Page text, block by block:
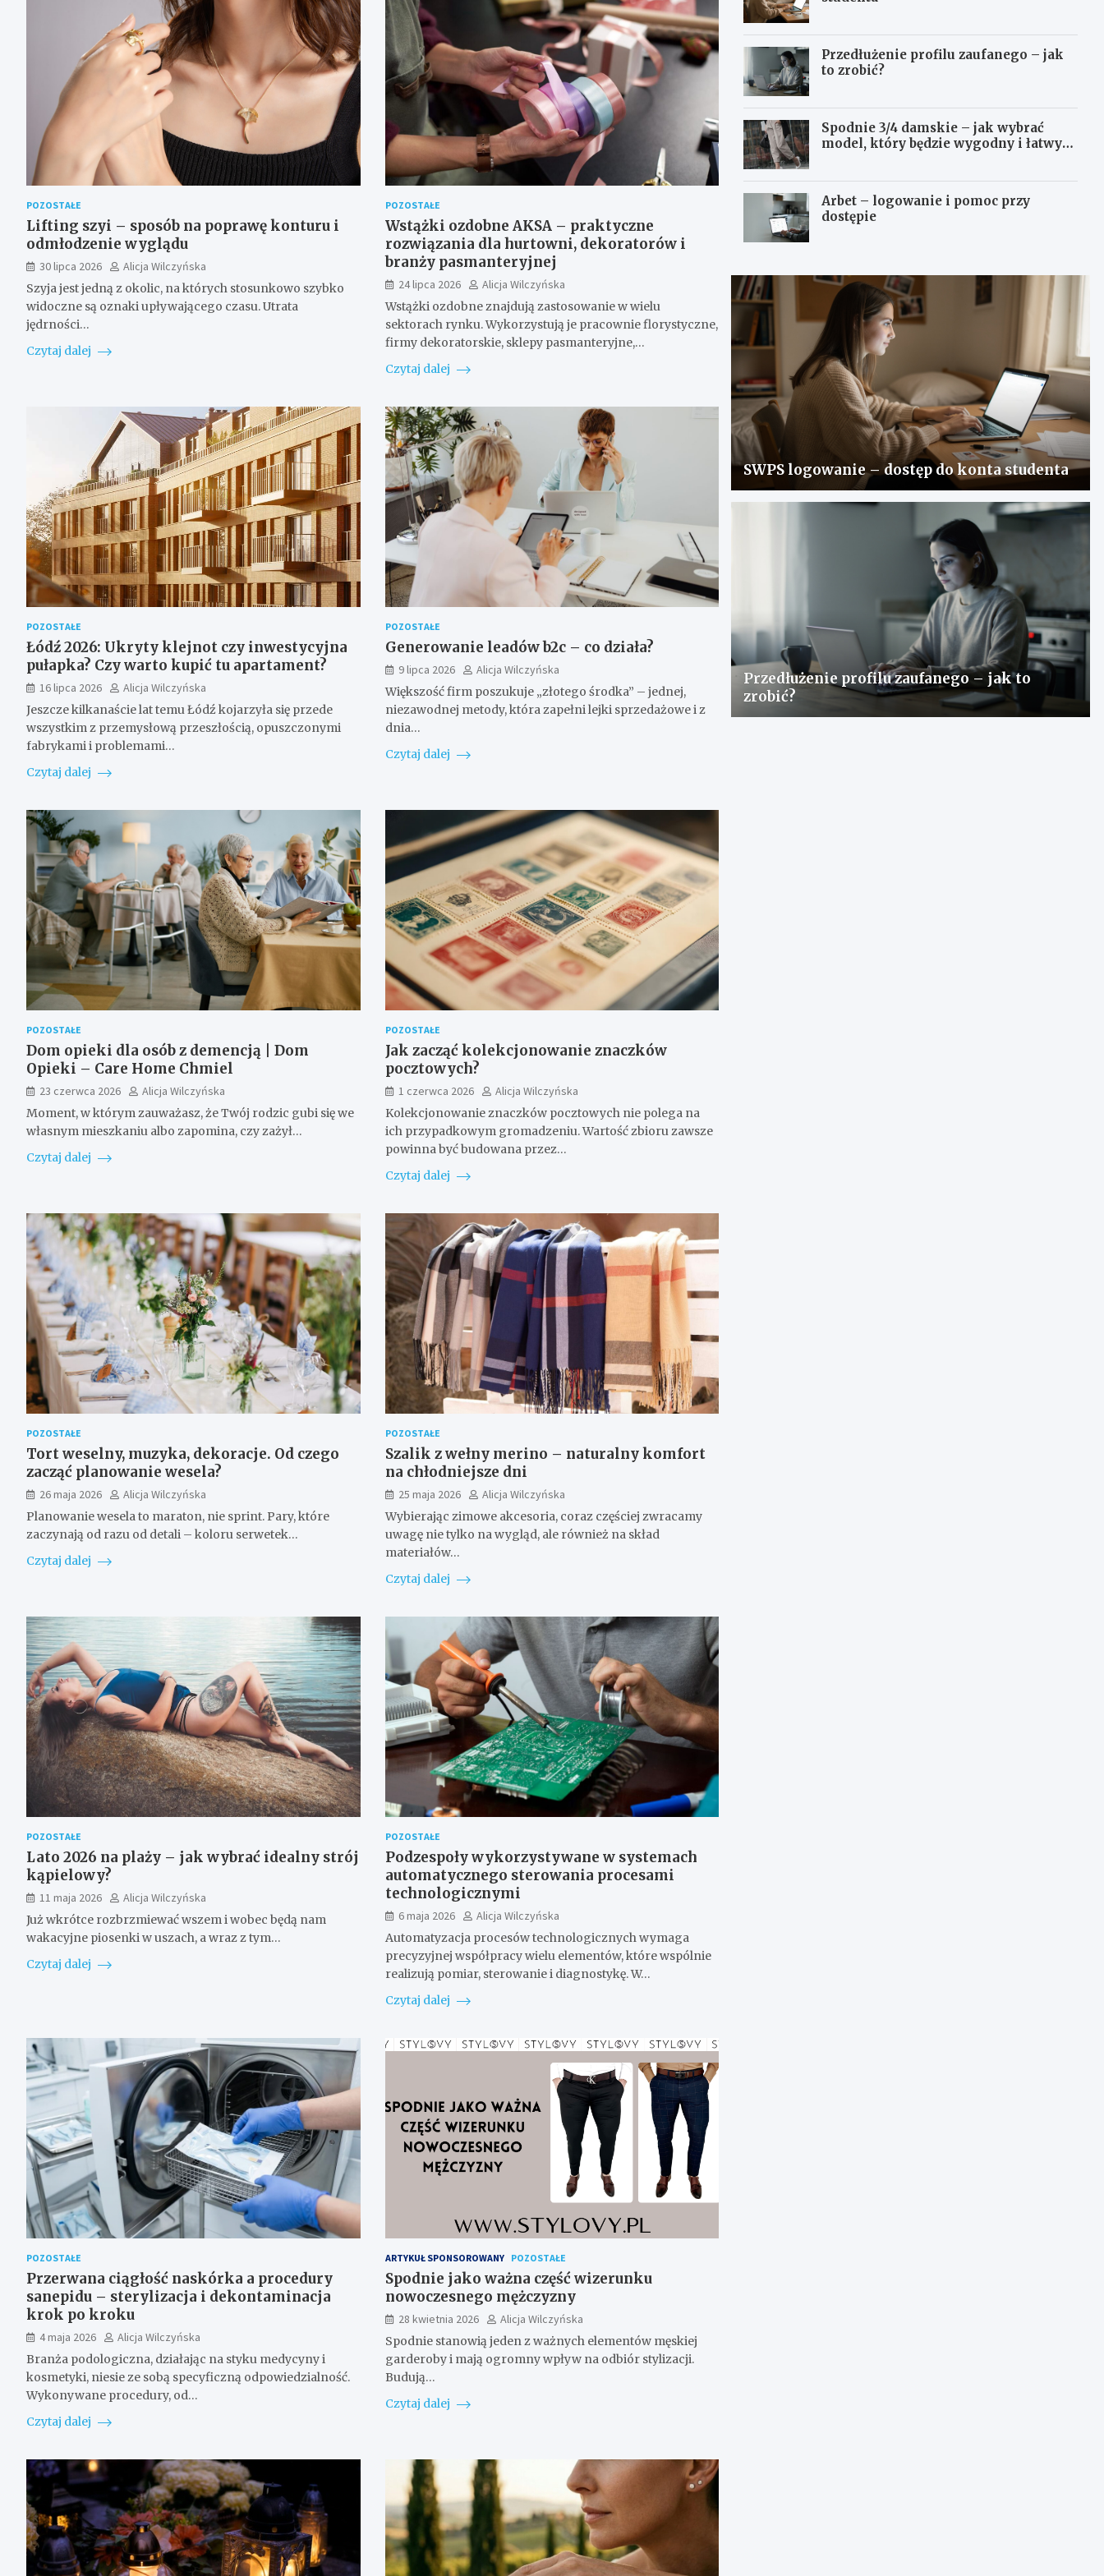
POZOSTAŁE
Lifting szyi – sposób na poprawę konturu i
odmłodzenie wyglądu
30 lipca 2026
Alicja Wilczyńska
Szyja jest jedną z okolic, na których stosunkowo szybko
widoczne są oznaki upływającego czasu. Utrata
jędrności…
Czytaj dalej
POZOSTAŁE
Wstążki ozdobne AKSA – praktyczne
rozwiązania dla hurtowni, dekoratorów i
branży pasmanteryjnej
24 lipca 2026
Alicja Wilczyńska
Wstążki ozdobne znajdują zastosowanie w wielu
sektorach rynku. Wykorzystują je pracownie florystyczne,
firmy dekoratorskie, sklepy pasmanteryjne,…
Czytaj dalej
POZOSTAŁE
Łódź 2026: Ukryty klejnot czy inwestycyjna
pułapka? Czy warto kupić tu apartament?
16 lipca 2026
Alicja Wilczyńska
Jeszcze kilkanaście lat temu Łódź kojarzyła się przede
wszystkim z przemysłową przeszłością, opuszczonymi
fabrykami i problemami…
Czytaj dalej
POZOSTAŁE
Generowanie leadów b2c – co działa?
9 lipca 2026
Alicja Wilczyńska
Większość firm poszukuje „złotego środka” – jednej,
niezawodnej metody, która zapełni lejki sprzedażowe i z
dnia…
Czytaj dalej
POZOSTAŁE
Dom opieki dla osób z demencją | Dom
Opieki – Care Home Chmiel
23 czerwca 2026
Alicja Wilczyńska
Moment, w którym zauważasz, że Twój rodzic gubi się we
własnym mieszkaniu albo zapomina, czy zażył…
Czytaj dalej
POZOSTAŁE
Jak zacząć kolekcjonowanie znaczków
pocztowych?
1 czerwca 2026
Alicja Wilczyńska
Kolekcjonowanie znaczków pocztowych nie polega na
ich przypadkowym gromadzeniu. Wartość zbioru zawsze
powinna być budowana przez…
Czytaj dalej
POZOSTAŁE
Tort weselny, muzyka, dekoracje. Od czego
zacząć planowanie wesela?
26 maja 2026
Alicja Wilczyńska
Planowanie wesela to maraton, nie sprint. Pary, które
zaczynają od razu od detali – koloru serwetek…
Czytaj dalej
POZOSTAŁE
Szalik z wełny merino – naturalny komfort
na chłodniejsze dni
25 maja 2026
Alicja Wilczyńska
Wybierając zimowe akcesoria, coraz częściej zwracamy
uwagę nie tylko na wygląd, ale również na skład
materiałów…
Czytaj dalej
POZOSTAŁE
Lato 2026 na plaży – jak wybrać idealny strój
kąpielowy?
11 maja 2026
Alicja Wilczyńska
Już wkrótce rozbrzmiewać wszem i wobec będą nam
wakacyjne piosenki w uszach, a wraz z tym…
Czytaj dalej
POZOSTAŁE
Podzespoły wykorzystywane w systemach
automatycznego sterowania procesami
technologicznymi
6 maja 2026
Alicja Wilczyńska
Automatyzacja procesów technologicznych wymaga
precyzyjnej współpracy wielu elementów, które wspólnie
realizują pomiar, sterowanie i diagnostykę. W…
Czytaj dalej
POZOSTAŁE
Przerwana ciągłość naskórka a procedury
sanepidu – sterylizacja i dekontaminacja
krok po kroku
4 maja 2026
Alicja Wilczyńska
Branża podologiczna, działając na styku medycyny i
kosmetyki, niesie ze sobą specyficzną odpowiedzialność.
Wykonywane procedury, od…
Czytaj dalej
ARTYKUŁ SPONSOROWANY POZOSTAŁE
Spodnie jako ważna część wizerunku
nowoczesnego mężczyzny
28 kwietnia 2026
Alicja Wilczyńska
Spodnie stanowią jeden z ważnych elementów męskiej
garderoby i mają ogromny wpływ na odbiór stylizacji.
Budują…
Czytaj dalej
Przedłużenie profilu zaufanego – jak
to zrobić?
Spodnie 3/4 damskie – jak wybrać
model, który będzie wygodny i łatwy
Arbet – logowanie i pomoc przy
dostępie
SWPS logowanie – dostęp do konta studenta
Przedłużenie profilu zaufanego – jak to
zrobić?